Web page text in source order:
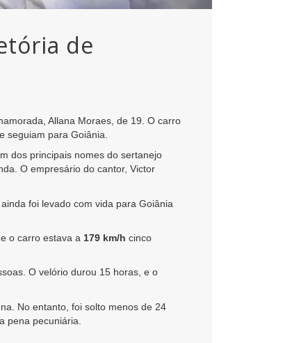
de
Allana Moraes, de 19. O carro
seguiam para Goiânia.
dos principais nomes do sertanejo
O empresário do cantor, Victor
foi levado com vida para Goiânia
o carro estava a 179 km/h cinco
O velório durou 15 horas, e o
No entanto, foi solto menos de 24
pena pecuniária.